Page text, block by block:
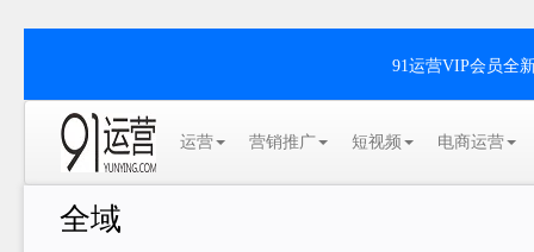
91运营VIP会员全
运营 营销推广 短视频 电商运营
全域